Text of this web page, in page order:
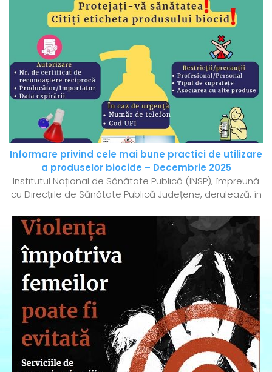
Informare privind cele mai bune practici de utilizare
a produselor biocide – Decembrie 2025
Institutul Național de Sănătate Publică (INSP), împreună
cu Direcțiile de Sănătate Publică Județene, derulează, în